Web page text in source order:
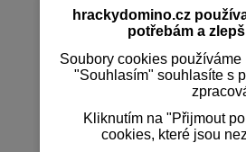
hrackydomino.cz
potřebám a
Soubory cookies
"Souhlasím" souhlasíte s
Kliknutím na "Přijmout
cookies, které jsou